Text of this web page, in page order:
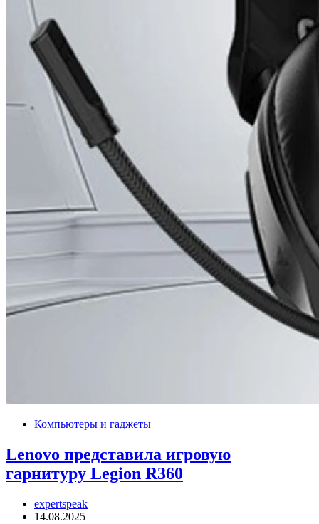
Компьютеры и гаджеты
Lenovo представила игровую
гарнитуру Legion R360
expertspeak
14.08.2025